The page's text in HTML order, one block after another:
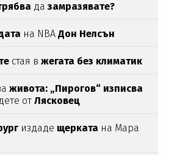
дазамразявате?
на NBAДон Нелсън
стая вжегата без климатик
живота: „Пирогов“ изписва
отЛясковец
издаде щерката на Мара